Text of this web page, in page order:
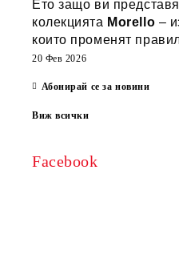
Ето защо ви
колекцията Morello –
които променят
20 Фев 2026
Абонирай се за новини
Виж всички
Facebook